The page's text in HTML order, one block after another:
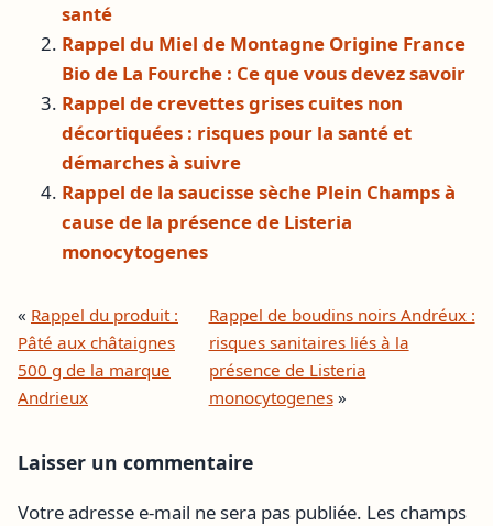
santé
Rappel du Miel de Montagne Origine France
Bio de La Fourche : Ce que vous devez savoir
Rappel de crevettes grises cuites non
décortiquées : risques pour la santé et
démarches à suivre
Rappel de la saucisse sèche Plein Champs à
cause de la présence de Listeria
monocytogenes
« Rappel du produit :
Pâté aux châtaignes
500 g de la marque
Andrieux
Rappel de boudins noirs Andréux :
risques sanitaires liés à la
présence de Listeria
monocytogenes»
Laisser un commentaire
Votre adresse e-mail ne sera pas publiée. Les champs